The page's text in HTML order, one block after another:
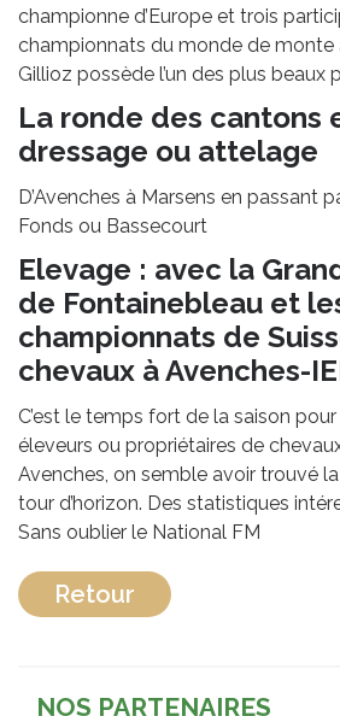
championne d’Europe et trois
championnats du monde de monte
Gillioz possède l’un des plus beaux
La ronde des cantons
dressage ou attelage
D’Avenches à Marsens en passant
Fonds ou Bassecourt
Elevage : avec la
de Fontainebleau et
championnats de
chevaux à Avenches-
C’est le temps fort de la saison pour
éleveurs ou propriétaires de
Avenches, on semble avoir trouvé
tour d’horizon. Des statistiques
Sans oublier le National FM
Retour
NOS PARTENAIRES